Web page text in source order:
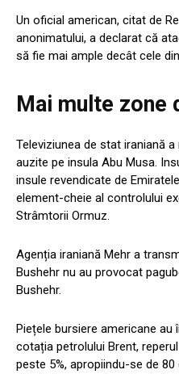
Un oficial american, citat de
anonimatului, a declarat că
să fie mai ample decât cele
Mai multe zone
Televiziunea de stat iraniană
auzite pe insula Abu Musa.
insule revendicate de
element-cheie al controlului
Strâmtorii Ormuz.
Agenția iraniană Mehr a
Bushehr nu au provocat
Bushehr.
Piețele bursiere americane au
cotația petrolului Brent,
peste 5%, apropiindu-se de